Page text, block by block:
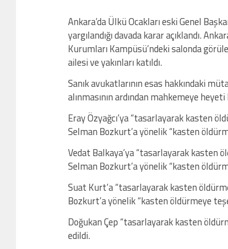
Ankara’da Ülkü Ocakları eski Genel
yargılandığı davada karar açıklandı.
Kurumları Kampüsü’ndeki salonda
ailesi ve yakınları katıldı.
Sanık avukatlarının esas hakkındaki
alınmasının ardından mahkemeye heyeti
Eray Özyağcı’ya “tasarlayarak kasten
Selman Bozkurt’a yönelik “kasten
Vedat Balkaya’ya “tasarlayarak kasten
Selman Bozkurt’a yönelik “kasten
Suat Kurt’a “tasarlayarak kasten
Bozkurt’a yönelik “kasten öldürmeye
Doğukan Çep “tasarlayarak kasten
edildi.